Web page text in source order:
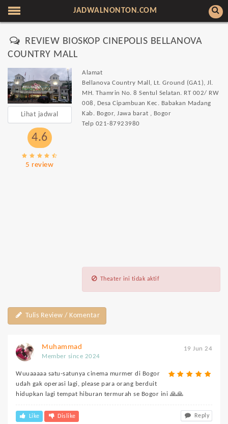
JADWALNONTON.COM
REVIEW BIOSKOP CINEPOLIS BELLANOVA
COUNTRY MALL
Lihat jadwal
4.6
5 review
Alamat
Bellanova Country Mall, Lt. Ground (GA1), Jl.
MH. Thamrin No. 8 Sentul Selatan. RT 002/ RW
008, Desa Cipambuan Kec. Babakan Madang
Kab. Bogor, Jawa barat , Bogor
Telp 021-87923980
Theater ini tidak aktif
Tulis Review / Komentar
19 Jun 24
Muhammad
Member since 2024
Wuuaaaaa satu-satunya cinema murmer di Bogor
udah gak operasi lagi, please para orang berduit
hidupkan lagi tempat hiburan termurah se Bogor ini 🙏🙏
Like Dislike Reply